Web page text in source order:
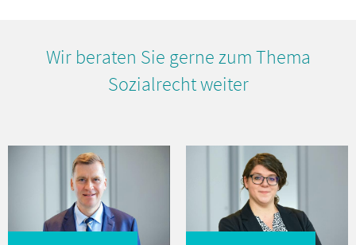
Wir beraten Sie gerne zum Thema
Sozialrecht weiter